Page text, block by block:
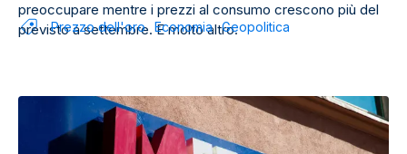
preoccupare mentre i prezzi al consumo crescono più del
previsto a settembre. E molto altro.
Prezzo dell'oro Economia Geopolitica